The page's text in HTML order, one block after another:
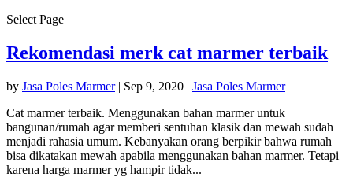
Select Page
Rekomendasi merk cat marmer terbaik
by Jasa Poles Marmer| Sep 9, 2020 | Jasa Poles Marmer
Cat marmer terbaik. Menggunakan bahan marmer untuk
bangunan/rumah agar memberi sentuhan klasik dan mewah sudah
menjadi rahasia umum. Kebanyakan orang berpikir bahwa rumah
bisa dikatakan mewah apabila menggunakan bahan marmer. Tetapi
karena harga marmer yg hampir tidak...